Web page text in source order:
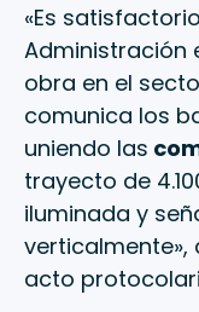
«Es
Administración
obra en el
comunica los
uniendo las
trayecto de
iluminada y
acto